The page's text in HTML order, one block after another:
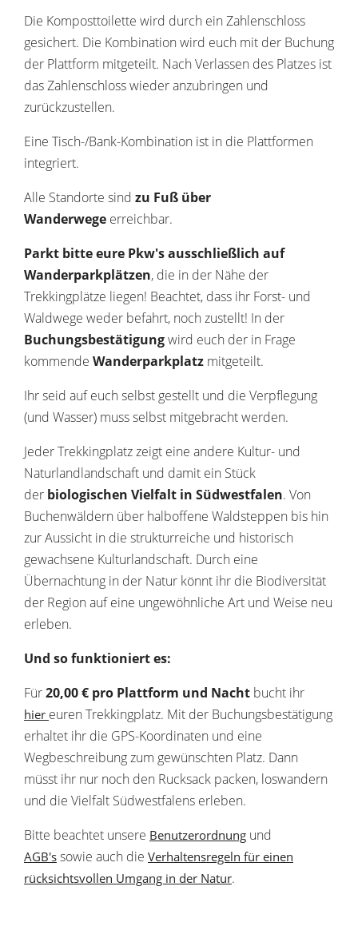
Die Komposttoilette wird durch ein Zahlenschloss
gesichert. Die Kombination wird euch mit der Buchung
der Plattform mitgeteilt. Nach Verlassen des Platzes ist
das Zahlenschloss wieder anzubringen und
zurückzustellen.
Eine Tisch-/Bank-Kombination ist in die Plattformen
integriert.
Alle Standorte sind zu Fuß über
Wanderwege erreichbar.
Parkt bitte eure Pkw's ausschließlich auf
Wanderparkplätzen, die in der Nähe der
Trekkingplätze liegen! Beachtet, dass ihr Forst- und
Waldwege weder befahrt, noch zustellt! In der
Buchungsbestätigungwird euch der in Frage
kommende Wanderparkplatz mitgeteilt.
Ihr seid auf euch selbst gestellt und die Verpflegung
(und Wasser) muss selbst mitgebracht werden.
Jeder Trekkingplatz zeigt eine andere Kultur- und
Naturlandlandschaft und damit ein Stück
der biologischen Vielfalt in Südwestfalen. Von
Buchenwäldern über halboffene Waldsteppen bis hin
zur Aussicht in die strukturreiche und historisch
gewachsene Kulturlandschaft. Durch eine
Übernachtung in der Natur könnt ihr die Biodiversität
der Region auf eine ungewöhnliche Art und Weise neu
erleben.
Und so funktioniert es:
Für20,00 € pro Plattform und Nacht bucht ihr
hier euren Trekkingplatz. Mit der Buchungsbestätigung
erhaltet ihr die GPS-Koordinaten und eine
Wegbeschreibung zum gewünschten Platz. Dann
müsst ihr nur noch den Rucksack packen, loswandern
und die Vielfalt Südwestfalens erleben.
Bitte beachtet unsere Benutzerordnung und
AGB's sowie auch die Verhaltensregeln für einen
rücksichtsvollen Umgang in der Natur.